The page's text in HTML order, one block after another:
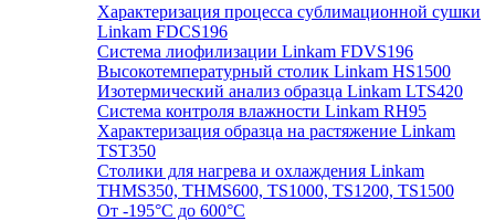
Характеризация процесса сублимационной сушки
Linkam FDCS196
Система лиофилизации Linkam FDVS196
Высокотемпературный столик Linkam HS1500
Изотермический анализ образца Linkam LTS420
Система контроля влажности Linkam RH95
Характеризация образца на растяжение Linkam
TST350
Столики для нагрева и охлаждения Linkam
THMS350, THMS600, TS1000, TS1200, TS1500
От -195°C до 600°C